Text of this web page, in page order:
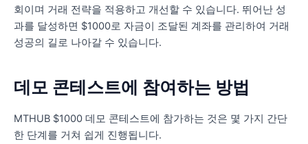
회이며 거래 전략을 적용하고 개선할 수 있습니다. 뛰어난 성
과를 달성하면 $1000로 자금이 조달된 계좌를 관리하여 거래
성공의 길로 나아갈 수 있습니다.
데모 콘테스트에 참여하는 방법
MTHUB $1000 데모 콘테스트에 참가하는 것은 몇 가지 간단
한 단계를 거쳐 쉽게 진행됩니다.